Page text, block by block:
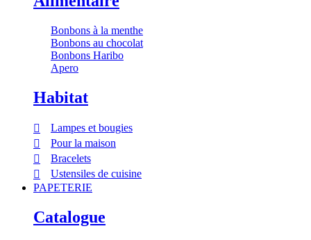
Bonbons à la menthe
Bonbons au chocolat
Bonbons Haribo
Apero
Habitat
Lampes et bougies
Pour la maison
Bracelets
Ustensiles de cuisine
PAPETERIE
Catalogue